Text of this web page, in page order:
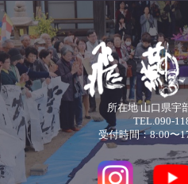
所在地 山口県宇
TEL.090-
受付時間：8:00〜